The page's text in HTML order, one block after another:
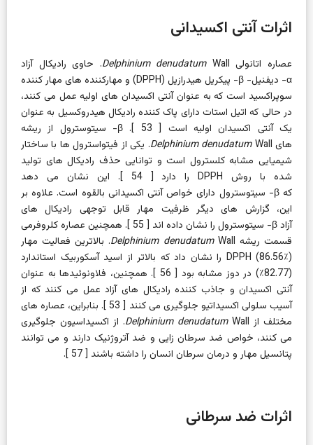
اثرات آنتی اکسیدانی
عصاره اتانولی Delphinium denudatumWall. حاوی رادیکال آزاد
α- دیفنیل- β-
پیکریل هیدرازیل (DPPH) و مهارکننده های مهار کننده
سوپراکسید است که به عنوان آنتی اکسیدان های اولیه عمل می کنند،
در حالی که اتیل استات دارای پاک کننده رادیکال هیدروکسیل به عنوان
یک آنتی اکسیدان اولیه است [ 53 ]. β- سیتوسترول از ریشه
های
Delphinium denudatumWall. یکی از فیتواسترول ها با ساختار
شیمیایی مشابه کلسترول است و توانایی حذف رادیکال های تولید
شده با روش DPPH را دارد [
54 ]. این نشان می دهد
کهβ-
سیتوسترول دارای خواص آنتی اکسیدانی بالقوه است. علاوه بر
این، گزارش های دیگر ظرفیت مهار قابل توجهی رادیکال های
آزادβ- سیتوسترول را نشان داده اند [ 55 ]. همچنین عصاره کلروفرمی
قسمت ریشه
Delphinium denudatumWall. بالاترین فعالیت مهار
DPPH (86.56٪) را نشان داد که بالاتر از اسید آسکوربیک استاندارد
(82.77٪) در دوز مشابه بود [
56 ]. همچنین، فلاونوئیدها به عنوان
آنتی اکسیدان و جاذب کننده رادیکال های آزاد عمل می کنند که از
آسیب سلولی اکسیداتیو جلوگیری می کنند [ 53 ]. بنابراین، عصاره های
مختلف از
Delphinium denudatumWall. از اکسیداسیون جلوگیری
می کنند، خواص ضد سرطان زایی و ضد آتروژنیک دارند و می توانند
پتانسیل مهار و درمان سرطان انسان را داشته باشند [57
].
اثرات ضد سرطانی